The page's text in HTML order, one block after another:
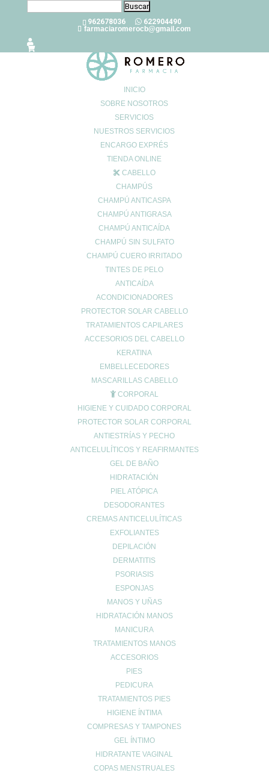
Buscar:
962678036
622904490
farmaciaromerocb@gmail.com
INICIO
SOBRE NOSOTROS
SERVICIOS
NUESTROS SERVICIOS
ENCARGO EXPRÉS
TIENDA ONLINE
CABELLO
CHAMPÚS
CHAMPÚ ANTICASPA
CHAMPÚ ANTIGRASA
CHAMPÚ ANTICAÍDA
CHAMPÚ SIN SULFATO
CHAMPÚ CUERO IRRITADO
TINTES DE PELO
ANTICAÍDA
ACONDICIONADORES
PROTECTOR SOLAR CABELLO
TRATAMIENTOS CAPILARES
ACCESORIOS DEL CABELLO
KERATINA
EMBELLECEDORES
MASCARILLAS CABELLO
CORPORAL
HIGIENE Y CUIDADO CORPORAL
PROTECTOR SOLAR CORPORAL
ANTIESTRÍAS Y PECHO
ANTICELULÍTICOS Y REAFIRMANTES
GEL DE BAÑO
HIDRATACIÓN
PIEL ATÓPICA
DESODORANTES
CREMAS ANTICELULÍTICAS
EXFOLIANTES
DEPILACIÓN
DERMATITIS
PSORIASIS
ESPONJAS
MANOS Y UÑAS
HIDRATACIÓN MANOS
MANICURA
TRATAMIENTOS MANOS
ACCESORIOS
PIES
PEDICURA
TRATAMIENTOS PIES
HIGIENE ÍNTIMA
COMPRESAS Y TAMPONES
GEL ÍNTIMO
HIDRATANTE VAGINAL
COPAS MENSTRUALES
descuentos solares AVENE
Buscar
descuentos black friday
PARCHES GRANOS
SPRAY ANTIMOSQUITOS
UBICACIÓN